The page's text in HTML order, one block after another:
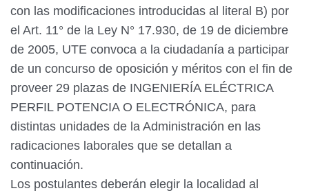
con las modificaciones introducidas al literal B) por
el Art. 11° de la Ley N° 17.930, de 19 de diciembre
de 2005, UTE convoca a la ciudadanía a participar
de un concurso de oposición y méritos con el fin de
proveer 29 plazas de INGENIERÍA ELÉCTRICA
PERFIL POTENCIA O ELECTRÓNICA, para
distintas unidades de la Administración en las
radicaciones laborales que se detallan a
continuación.
Los postulantes deberán elegir la localidad al